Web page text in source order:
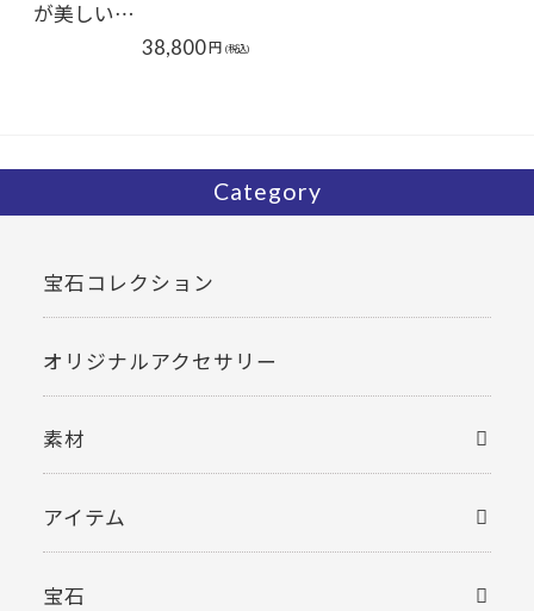
が美しい…
38,800円 (税込)
Category
宝石コレクション
オリジナルアクセサリー
素材
アイテム
宝石